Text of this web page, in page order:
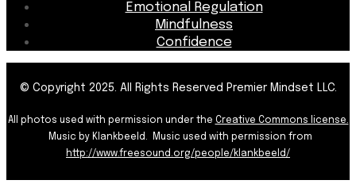
Emotional Regulation
Mindfulness
Confidence
© Copyright 2025. All Rights Reserved Premier Mindset LLC.
All photos used with permission under the Creative Commons license.
Music by Klankbeeld. Music used with permission from
http://www.freesound.org/people/klankbeeld/